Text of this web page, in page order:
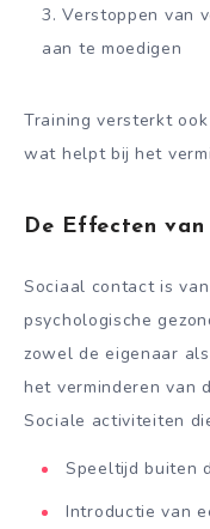
Verstoppen van
aan te moedigen
Training versterkt
wat helpt bij het
De Effecten
Sociaal contact is
psychologische
zowel de eigenaar
het verminderen van
Sociale activiteiten
Speeltijd buiten
Introductie van